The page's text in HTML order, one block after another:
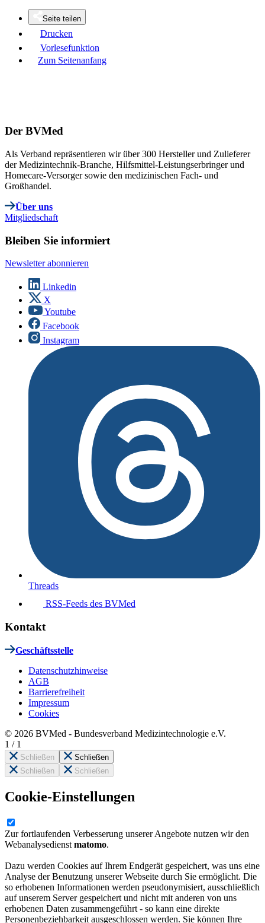
Seite teilen
Drucken
Vorlesefunktion
Zum Seitenanfang
Der BVMed
Als Verband repräsentieren wir über 300 Hersteller und Zulieferer
der Medizintechnik-Branche, Hilfsmittel-Leistungserbringer und
Homecare-Versorger sowie den medizinischen Fach- und
Großhandel.
Über uns
Mitgliedschaft
Bleiben Sie informiert
Newsletter abonnieren
Linkedin
X
Youtube
Facebook
Instagram
Threads
RSS-Feeds des BVMed
Kontakt
Geschäftsstelle
Datenschutzhinweise
AGB
Barrierefreiheit
Impressum
Cookies
© 2026 BVMed - Bundesverband Medizintechnologie e.V.
1 / 1
Schließen
Schließen
Schließen
Schließen
Cookie-Einstellungen
Zur fortlaufenden Verbesserung unserer Angebote nutzen wir den
Webanalysedienst matomo.
Dazu werden Cookies auf Ihrem Endgerät gespeichert, was uns eine
Analyse der Benutzung unserer Webseite durch Sie ermöglicht. Die
so erhobenen Informationen werden pseudonymisiert, ausschließlich
auf unserem Server gespeichert und nicht mit anderen von uns
erhobenen Daten zusammengeführt - so kann eine direkte
Personenbeziehbarkeit ausgeschlossen werden. Sie können Ihre